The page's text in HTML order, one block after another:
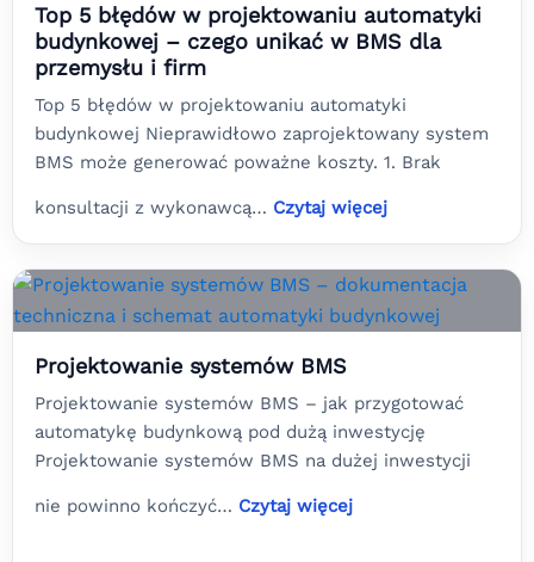
Top 5 błędów w projektowaniu automatyki
budynkowej – czego unikać w BMS dla
przemysłu i firm
Top 5 błędów w projektowaniu automatyki
budynkowej Nieprawidłowo zaprojektowany system
BMS może generować poważne koszty. 1. Brak
konsultacji z wykonawcą… Czytaj więcej
Projektowanie systemów BMS
Projektowanie systemów BMS – jak przygotować
automatykę budynkową pod dużą inwestycję
Projektowanie systemów BMS na dużej inwestycji
nie powinno kończyć… Czytaj więcej